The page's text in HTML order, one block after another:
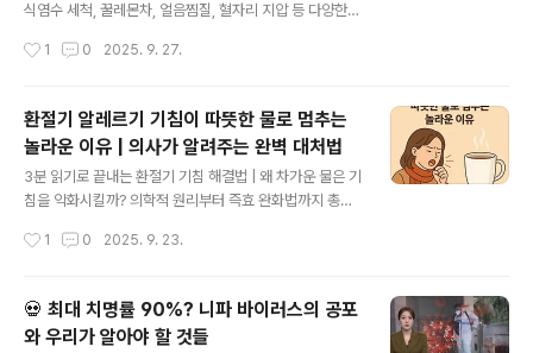
찢습니다젊은 층 뇌졸중의 주요 원인 중 하나는 혈관 박리
슘이 쌓이면 혈관이 딱딱해집니다. 이 상태에서 고개를 과
식염수 세척, 꿀레몬차, 얼음찜질, 혈자리 지압 등 다양한
지속되고 계신가요?민간요법은 분명 도움이 되지만, 재채
아닌 알레르기성 비결막염일 가능성이 높습니다. 이 경우
근본적인 해결을 위해서는 의학적 치료 접근이 필요합니
다.민간요법에서 의학적 치료로 전환해야 하는 신호이런
증상이 지속된다면 의학적 치료가 필요합니다생리식염수
코세척을 해도 1-2시간 후 다시 코막힘 재발얼음찜질 후
꾸준히 마셔도 재채기 지속실내 습도 관리와 환경 청소를
1 0 2025. 9. 27.
환절기 알레르기 기침이 따뜻한 물로 멈추는
놀라운 이유 | 의사가 알려주는 완벽 대처법
3분 읽기로 끝내는 환절기 기침 해결법 | 왜 차가운 물은 기
침을 악화시킬까? 의학적 원리부터 즉효 완화법까지 총정
점따뜻한 물이 기침을 멈추는 3가지 의학적 메커니즘1️⃣
완화기관지 확장으로 호흡 개선기침 반사 억제 효과 90%
이상2️⃣ 점막 혈류량 30% 증가염증 완화 물질 공급 촉진
가래 배출 용이성 3배 향상점막 재생 속도 가속화3️⃣ 미주
1 0 2025. 9. 23.
💀 최대 치명률 90%? 니파 바이러스의 공포
와 우리가 알아야 할 것들